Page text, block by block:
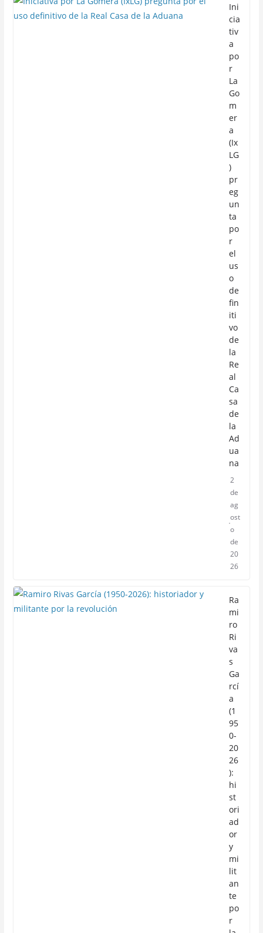
Ini
cia
tiv
a
po
r
La
Go
m
er
a
(Ix
LG
)
pr
eg
un
ta
po
r
el
us
o
de
fin
iti
vo
de
la
Re
al
Ca
sa
de
la
Ad
ua
na
2
de
ag
ost
o
de
20
26
Ra
mi
ro
Ri
va
s
Ga
rcí
a
(1
95
0-
20
26
):
hi
st
ori
ad
or
y
mi
lit
an
te
po
r